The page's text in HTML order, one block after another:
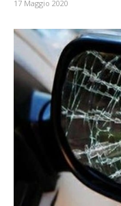
17 Maggio 2020